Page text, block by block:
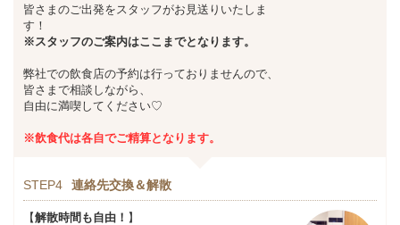
皆さまのご出発をスタッフがお見送りいたしま
す！
※スタッフのご案内はここまでとなります。
弊社での飲食店の予約は行っておりませんので、
皆さまで相談しながら、
自由に満喫してください♡
※飲食代は各自でご精算となります。
STEP4 連絡先交換＆解散
【解散時間も自由！ 】